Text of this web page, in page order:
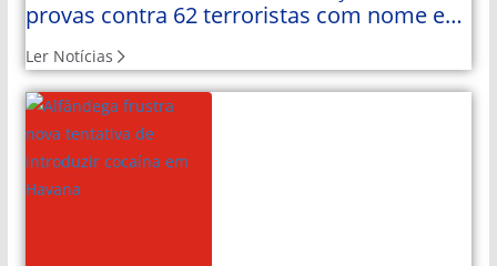
provas contra 62 terroristas com nome e
Ler Notícias